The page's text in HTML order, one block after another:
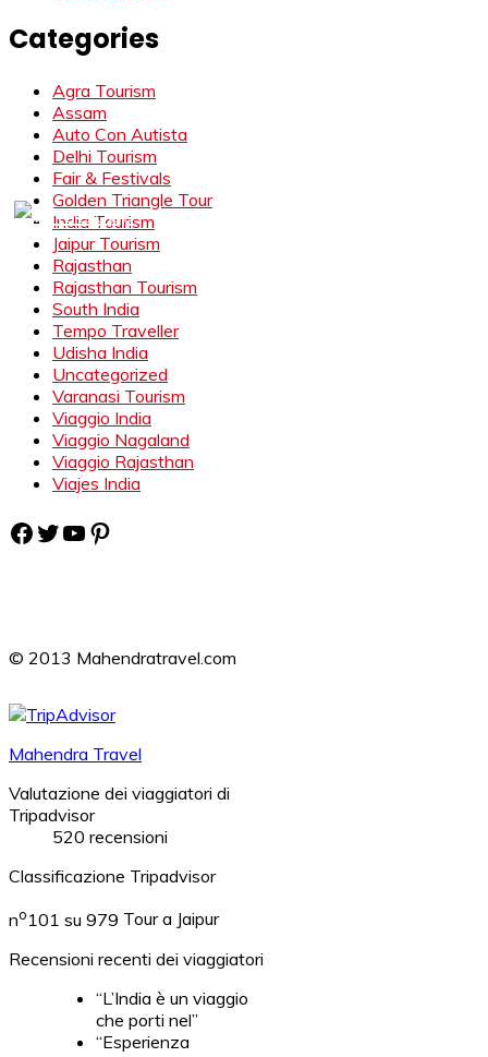
Categories
Agra Tourism
Assam
Auto Con Autista
Delhi Tourism
Fair & Festivals
Golden Triangle Tour
India Tourism
Jaipur Tourism
Rajasthan
Rajasthan Tourism
South India
Tempo Traveller
Udisha India
Uncategorized
Varanasi Tourism
Viaggio India
Viaggio Nagaland
Viaggio Rajasthan
Viajes India
Facebook
Twitter
YouTube
Pinterest
© 2013 Mahendratravel.com
Mahendra Travel
Valutazione dei viaggiatori di
Tripadvisor
520 recensioni
Classificazione Tripadvisor
no101 su 979 Tour a Jaipur
Recensioni recenti dei viaggiatori
“L’India è un viaggio
che porti nel”
“Esperienza